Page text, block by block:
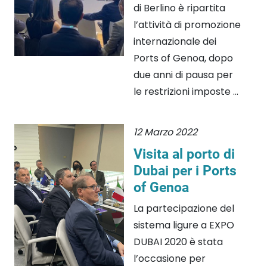
di Berlino è ripartita
l’attività di promozione
internazionale dei
Ports of Genoa, dopo
due anni di pausa per
le restrizioni imposte ...
12 Marzo 2022
Visita al porto di
Dubai per i Ports
of Genoa
La partecipazione del
sistema ligure a EXPO
DUBAI 2020 è stata
l’occasione per